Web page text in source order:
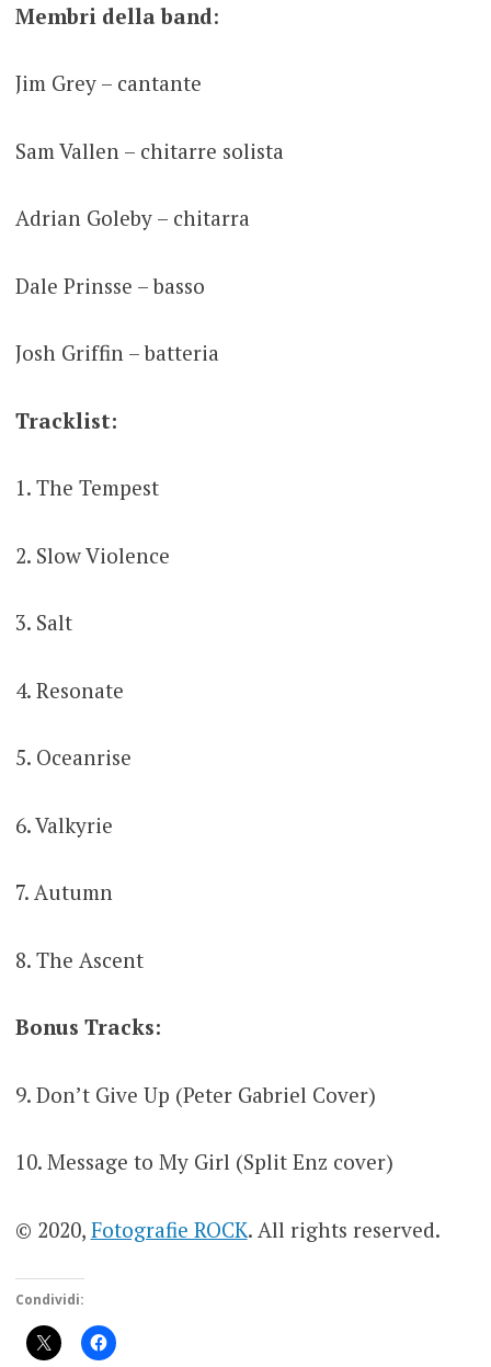
Membri della band:
Jim Grey – cantante
Sam Vallen – chitarre solista
Adrian Goleby – chitarra
Dale Prinsse – basso
Josh Griffin – batteria
Tracklist:
1. The Tempest
2. Slow Violence
3. Salt
4. Resonate
5. Oceanrise
6. Valkyrie
7. Autumn
8. The Ascent
Bonus Tracks:
9. Don’t Give Up (Peter Gabriel Cover)
10. Message to My Girl (Split Enz cover)
© 2020, Fotografie ROCK. All rights reserved.
Condividi: